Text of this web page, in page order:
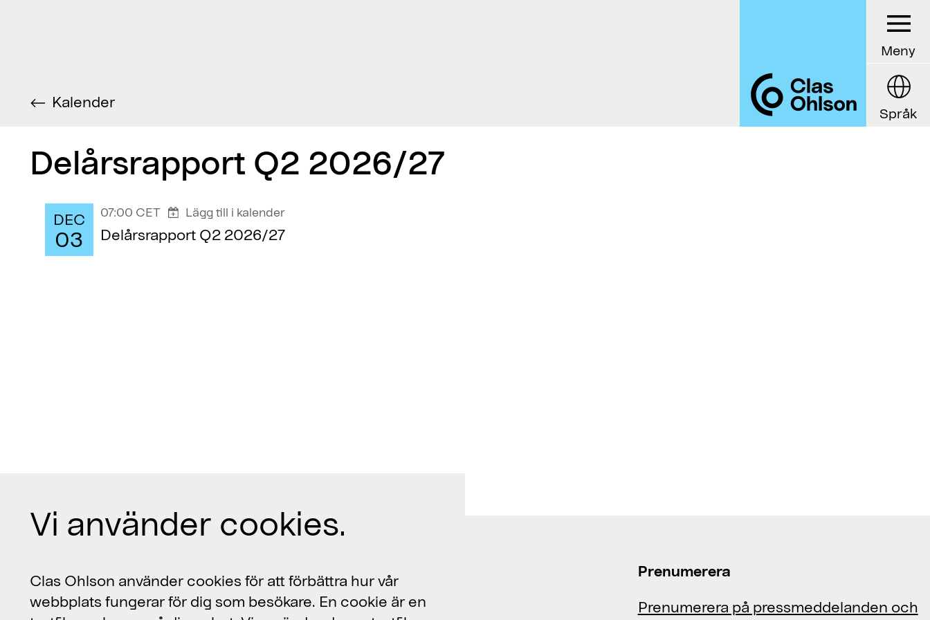
Kalender
Delårsrapport Q2 2026/27
DEC
03
07:00 CET Lägg till i kalender
Delårsrapport Q2 2026/27
Meny
Språk
Clas Ohlson, 793 85 Insjön
Jobba med oss
Lediga jobb >
Prenumerera
Prenumerera på pressmeddelanden och
Vi använder cookies.
Clas Ohlson använder cookies för att förbättra hur vår
webbplats fungerar för dig som besökare. En cookie är en